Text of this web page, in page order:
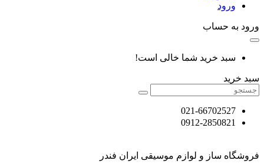
ورود
ورود به حساب
سبد خرید شما خالی است!
سبد خرید
021-66702527
0912-2850821
فروشگاه ساز و لوازم موسیقی ایران فندر